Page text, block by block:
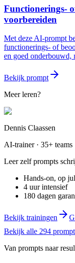
Functionerings-
voorbereiden
Met deze AI-prompt
functionerings- of
en goed onderbouwd,
Bekijk prompt
Meer leren?
Dennis Claassen
AI-trainer · 35+ teams
Leer zelf prompts
Hands-on, op
4 uur intensief
180 dagen
Bekijk trainingen
Bekijk alle 294
Van prompts naar